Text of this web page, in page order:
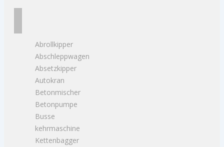
Abrollkipper
Abschleppwagen
Absetzkipper
Autokran
Betonmischer
Betonpumpe
Busse
kehrmaschine
Kettenbagger